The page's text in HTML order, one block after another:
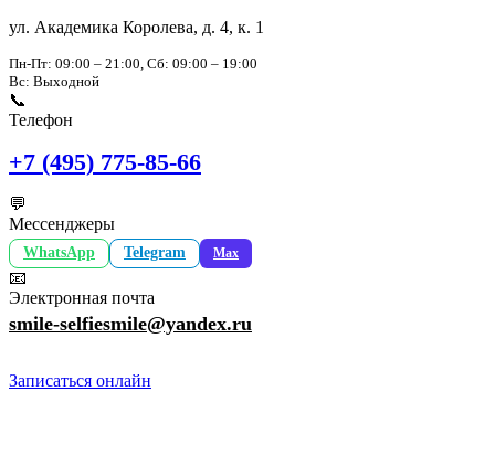
ул. Академика Королева, д. 4, к. 1
Пн-Пт: 09:00 – 21:00, Сб: 09:00 – 19:00
Вс: Выходной
📞
Телефон
+7 (495) 775-85-66
💬
Мессенджеры
WhatsApp Telegram Max
📧
Электронная почта
smile-selfiesmile@yandex.ru
Записаться онлайн